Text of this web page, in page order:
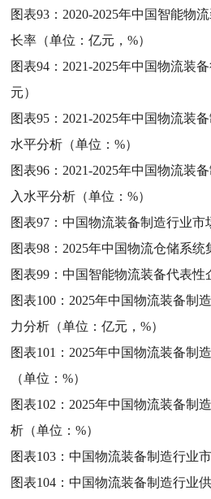
图表93： 2020-2025年中国智能物
长率（单位：亿元，%）
图表94： 2021-2025年中国物流装
元）
图表95： 2021-2025年中国物流装
水平分析（单位：%）
图表96： 2021-2025年中国物流装
入水平分析（单位：%）
图表97：中国物流装备制造行业市
图表98： 2025年中国物流仓储系
图表99：中国智能物流装备代表性
图表100： 2025年中国物流装备制
力分析（单位：亿元，%）
图表101： 2025年中国物流装备制
（单位：%）
图表102： 2025年中国物流装备制
析（单位：%）
图表103：中国物流装备制造行业
图表104：中国物流装备制造行业